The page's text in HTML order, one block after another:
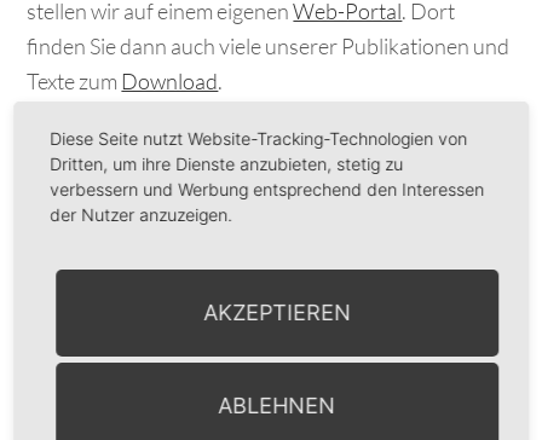
stellen wir auf einem eigenenWeb-Portal. Dort
finden Sie dann auch viele unserer Publikationen und
Texte zum Download.
Comments are closed, buttrackbacksand pingbacks
are open.
Über mich
Diese Seite nutzt Website-Tracking-Technologien von
Dritten, um ihre Dienste anzubieten, stetig zu
verbessern und Werbung entsprechend den Interessen
der Nutzer anzuzeigen.
AKZEPTIEREN
ABLEHNEN